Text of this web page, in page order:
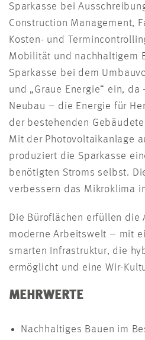
Sparkasse bei
Construction Management,
Kosten- und
Mobilität und nachhaltigem
Sparkasse bei dem
und „Graue Energie“ ein,
Neubau – die Energie für
der bestehenden
Mit der Photovoltaikanlage
produziert die Sparkasse
benötigten Stroms selbst.
verbessern das Mikroklima
Die Büroflächen erfüllen die
moderne Arbeitswelt – mit
smarten Infrastruktur, die
ermöglicht und eine Wir-
MEHRWERTE
Nachhaltiges Bauen im